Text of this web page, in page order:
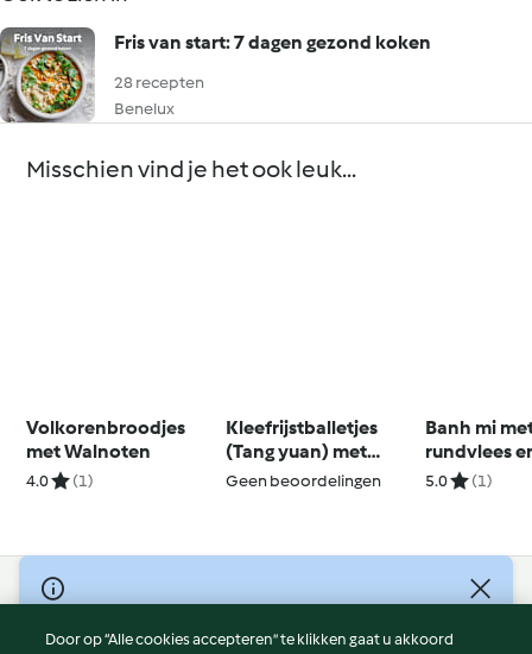
Fris van start: 7 dagen gezond koken
28 recepten
Benelux
Misschien vind je het ook leuk...
Volkorenbroodjes
met Walnoten
4.0 (1)
Kleefrijstballetjes
(Tang yuan) met
zwarte sesam
Geen beoordelingen
Banh mi
rundvlees
citroengras
5.0 (1)
© Copyright 2026
Gebruiksvoorwaarden
Door op “Alle cookies accepteren” te klikken gaat u akkoord